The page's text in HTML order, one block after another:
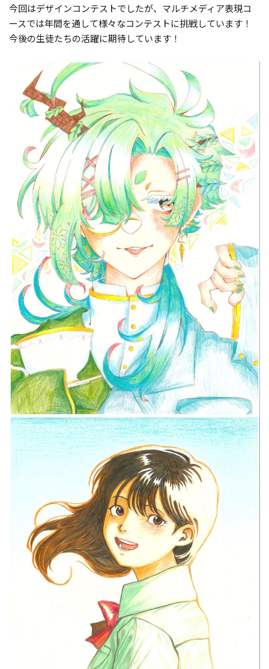
今回はデザインコンテストでしたが、マルチメディア表現コ
ースでは年間を通して様々なコンテストに挑戦しています！
今後の生徒たちの活躍に期待しています！